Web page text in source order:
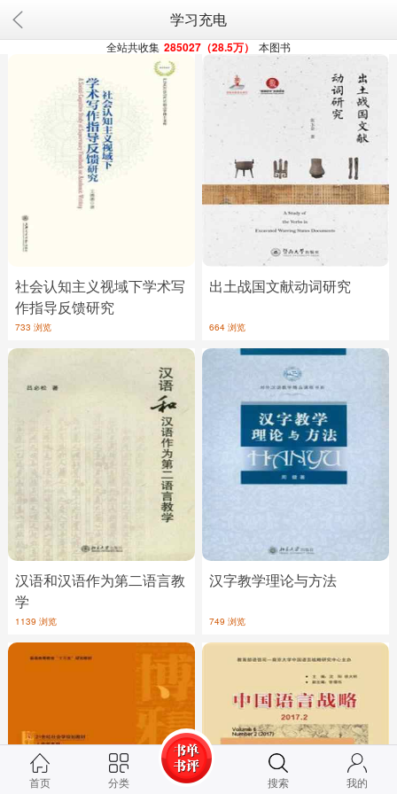
学习充电
全站共收集 285027（28.5万） 本图书
社会认知主义视域下学术写
作指导反馈研究
733 浏览
出土战国文献动词研究
664 浏览
汉语和汉语作为第二语言教
学
1139 浏览
汉字教学理论与方法
749 浏览
首页 分类 搜索 我的